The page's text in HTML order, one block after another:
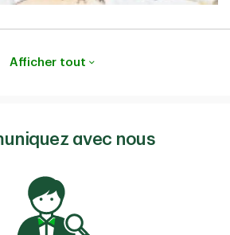
Afficher tout
avec nous